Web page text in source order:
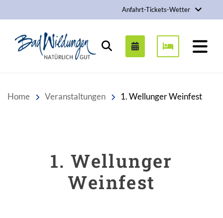
Anfahrt-Tickets-Wetter
Stadt Bad Wildungen
Suchen
Home Veranstaltungen 1. Wellunger Weinfest
1. Wellunger
Weinfest